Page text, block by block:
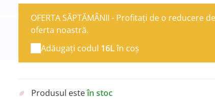
OFERTA SĂPTĂMÂNII - Profitați de o reducere
oferta noastră.
Adăugați codul 16Lîn coș
Produsul esteîn stoc